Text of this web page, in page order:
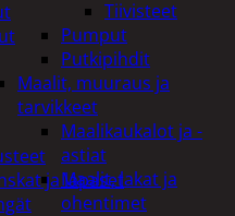
Tiivisteet
Pumput
Putkipihdit
Maalit, muuraus ja
tarvikkeet
Maalikaukalot ja -
astiat
Maalit, lakat ja
ohentimet
ja lapaset